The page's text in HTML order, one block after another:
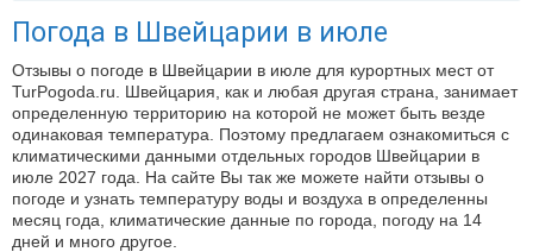
Погода в Швейцарии в июле
Отзывы о погоде в Швейцарии в июле для курортных мест от
TurPogoda.ru. Швейцария, как и любая другая страна, занимает
определенную территорию на которой не может быть везде
одинаковая температура. Поэтому предлагаем ознакомиться с
климатическими данными отдельных городов Швейцарии в
июле 2027 года. На сайте Вы так же можете найти отзывы о
погоде и узнать температуру воды и воздуха в определенны
месяц года, климатические данные по города, погоду на 14
дней и много другое.